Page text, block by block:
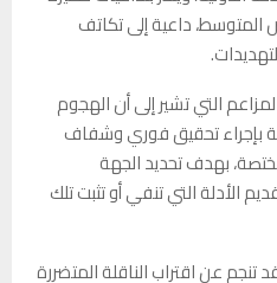
المتوسط، داعية إلى تكاتف
التي تشير إلى أن الهجوم
بإجراء تحقيق فوري وشفاف
بهدف تحديد الجهة
الأدلة التي تنفي أو تثبت تلك
تنجم عن اقتراب الناقلة المتضررة